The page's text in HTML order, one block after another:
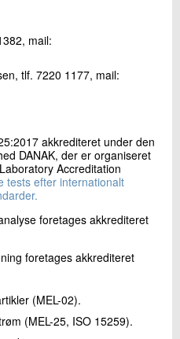
mail:
tlf. 7220 1177, mail:
akkrediteret under den
DANAK, der er organiseret
Accreditation
tests efter internationalt
foretages akkrediteret
foretages akkrediteret
(MEL-02).
(MEL-25, ISO 15259).